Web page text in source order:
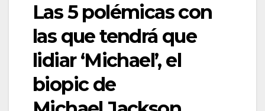
Las 5 polémicas con
las que tendrá que
lidiar ‘Michael’, el
biopic de